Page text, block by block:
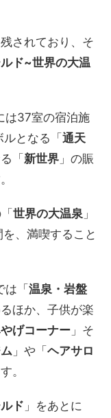
されており、そ
ド~世界の大温
は37室の宿泊施
となる「 通天
「 新世界 」の賑
世界の大温泉 」
、満喫すること
は「 温泉・岩盤
ほか、子供が楽
げコーナー 」そ
」や「 ヘアサロ
。
ド 」をあとに